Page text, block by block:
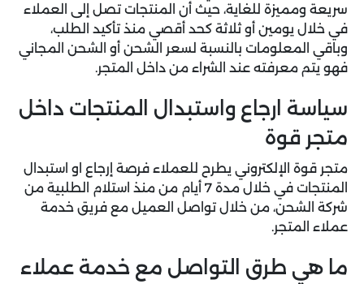
سريعة ومميزة للغاية، حيث أن المنتجات تصل إلى العملاء
في خلال يومين أو ثلاثة كحد أقصي منذ تأكيد الطلب،
وباقي المعلومات بالنسبة لسعر الشحن أو الشحن المجاني
فهو يتم معرفته عند الشراء من داخل المتجر.
سياسة ارجاع واستبدال المنتجات داخل
متجر قوة
متجر قوة الإلكتروني يطرح للعملاء فرصة إرجاع او استبدال
المنتجات في خلال مدة 7 أيام من منذ استلام الطلبية من
شركة الشحن، من خلال تواصل العميل مع فريق خدمة
عملاء المتجر.
ما هي طرق التواصل مع خدمة عملاء